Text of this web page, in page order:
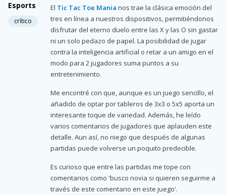
Esports
crítico
El Tic Tac Toe Mania nos trae la clásica emoción del
tres en línea a nuestros dispositivos, permitiéndonos
disfrutar del eterno duelo entre las X y las O sin gastar
ni un solo pedazo de papel. La posibilidad de jugar
contra la inteligencia artificial o retar a un amigo en el
modo para 2 jugadores suma puntos a su
entretenimiento.
Me encontré con que, aunque es un juego sencillo, el
añadido de optar por tableros de 3x3 o 5x5 aporta un
interesante toque de variedad. Además, he leído
varios comentarios de jugadores que aplauden este
detalle. Aun así, no niego que después de algunas
partidas puede volverse un poquito predecible.
Es curioso que entre las partidas me tope con
comentarios como 'busco novia si quieren seguirme a
través de este comentario en este juego'.